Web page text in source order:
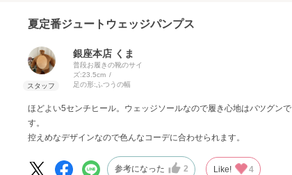
夏定番ジュートウェッジパンプス
銀座本店 くま
普段お履きの靴のサイ
ズ:23.5cm
足の形: ふつうの幅
ほどよい5センチヒール。ウェッジソールなので履き心地はバツグンで
す。
控えめなデザインなので色んなコーデに合わせられます。
参考になった 2 Like! 4